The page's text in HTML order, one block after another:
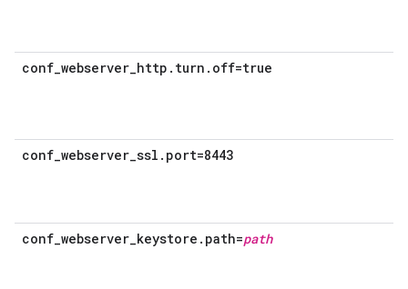
conf_webserver_http.turn.off=true
conf_webserver_ssl.port=8443
conf_webserver_keystore.path=path